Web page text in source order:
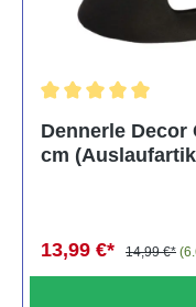
Dennerle Decor
cm
13,99 €* 14,99 €*